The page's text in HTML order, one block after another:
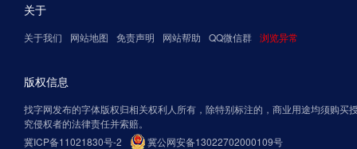
关于
关于我们 网站地图 免责声明 网站帮助 QQ微信群 浏览异常
版权信息
找字网发布的字体版权归相关权利人所有，除特别标注的，商业用途均须购买
究侵权者的法律责任并索赔。
冀ICP备11021830号-2
冀公网安备13022702000109号